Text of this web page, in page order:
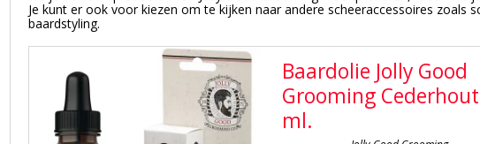
Je kunt er ook voor kiezen om te kijken naar andere scheeraccessoires zoals
baardstyling.
Baardolie Jolly Good
Grooming
ml.